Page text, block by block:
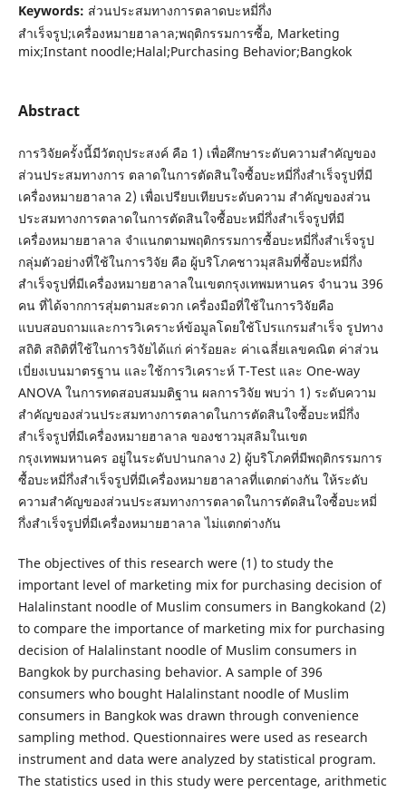
Keywords: ส่วนประสมทางการตลาดบะหมี่กึ่ง
สำเร็จรูป;เครื่องหมายฮาลาล;พฤติกรรมการซื้อ, Marketing
mix;Instant noodle;Halal;Purchasing Behavior;Bangkok
Abstract
การวิจัยครั้งนี้มีวัตถุประสงค์ คือ 1) เพื่อศึกษาระดับความสำคัญของ
ส่วนประสมทางการ ตลาดในการตัดสินใจซื้อบะหมี่กึ่งสำเร็จรูปที่มี
เครื่องหมายฮาลาล 2) เพื่อเปรียบเทียบระดับความ สำคัญของส่วน
ประสมทางการตลาดในการตัดสินใจซื้อบะหมี่กึ่งสำเร็จรูปที่มี
เครื่องหมายฮาลาล จำแนกตามพฤติกรรมการซื้อบะหมี่กึ่งสำเร็จรูป
กลุ่มตัวอย่างที่ใช้ในการวิจัย คือ ผู้บริโภคชาวมุสลิมที่ซื้อบะหมี่กึ่ง
สำเร็จรูปที่มีเครื่องหมายฮาลาลในเขตกรุงเทพมหานคร จำนวน 396
คน ที่ได้จากการสุ่มตามสะดวก เครื่องมือที่ใช้ในการวิจัยคือ
แบบสอบถามและการวิเคราะห์ข้อมูลโดยใช้โปรแกรมสำเร็จ รูปทาง
สถิติ สถิติที่ใช้ในการวิจัยได้แก่ ค่าร้อยละ ค่าเฉลี่ยเลขคณิต ค่าส่วน
เบี่ยงเบนมาตรฐาน และใช้การวิเคราะห์ T-Test และ One-way
ANOVA ในการทดสอบสมมติฐาน ผลการวิจัย พบว่า 1) ระดับความ
สำคัญของส่วนประสมทางการตลาดในการตัดสินใจซื้อบะหมี่กึ่ง
สำเร็จรูปที่มีเครื่องหมายฮาลาล ของชาวมุสลิมในเขต
กรุงเทพมหานคร อยู่ในระดับปานกลาง 2) ผู้บริโภคที่มีพฤติกรรมการ
ซื้อบะหมี่กึ่งสำเร็จรูปที่มีเครื่องหมายฮาลาลที่แตกต่างกัน ให้ระดับ
ความสำคัญของส่วนประสมทางการตลาดในการตัดสินใจซื้อบะหมี่
กึ่งสำเร็จรูปที่มีเครื่องหมายฮาลาล ไม่แตกต่างกัน
The objectives of this research were (1) to study the
important level of marketing mix for purchasing decision of
Halalinstant noodle of Muslim consumers in Bangkokand (2)
to compare the importance of marketing mix for purchasing
decision of Halalinstant noodle of Muslim consumers in
Bangkok by purchasing behavior. A sample of 396
consumers who bought Halalinstant noodle of Muslim
consumers in Bangkok was drawn through convenience
sampling method. Questionnaires were used as research
instrument and data were analyzed by statistical program.
The statistics used in this study were percentage, arithmetic